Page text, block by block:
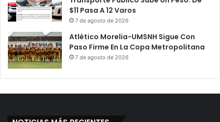
$11 Pasa A 12 Varos
7 de agosto de 2026
Atlético Morelia-UMSNH Sigue Con
Paso Firme En La Copa Metropolitana
7 de agosto de 2026